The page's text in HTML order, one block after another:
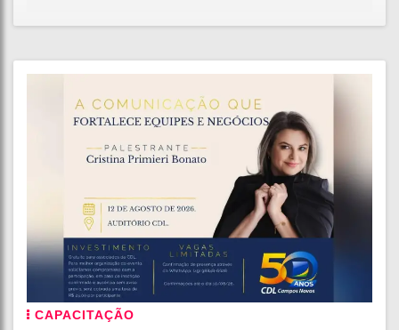
CAPACITAÇÃO